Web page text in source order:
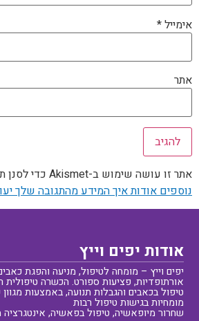
אימייל*
אתר
אתר זו עושה שימוש ב-Akismet כדי לסנן תגובות זבל.
נוספים אודות איך המידע מהתגובה שלך
אודות יפים וייץ
יפים וייץ – מומחה לטיפול, מניעה והפגת
אורתופדיות, פציעות ספורט. הכשרה טיפולית
טיפול בכאבים והגבלות תנועה, באמצעות
מומחיות בגישות טיפול רבות
שחרור מיופאשיה, טיפול בפאשיה, אינטגרציה